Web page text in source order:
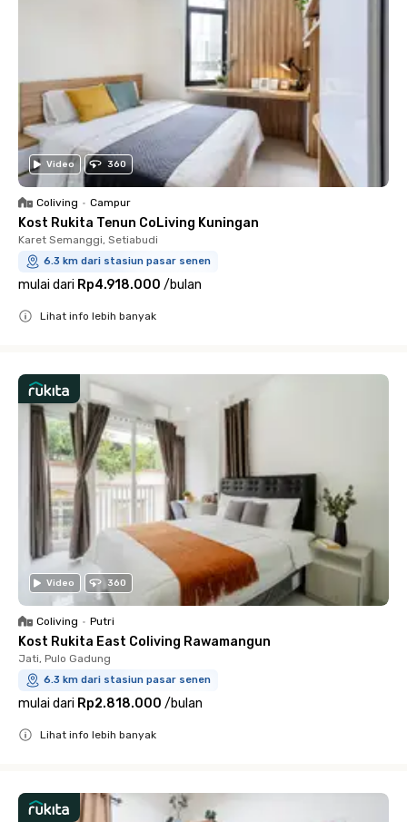
Video 360
Coliving • Campur
Kost Rukita Tenun CoLiving Kuningan
Karet Semanggi, Setiabudi
6.3 km dari stasiun pasar senen
mulai dari Rp4.918.000 /bulan
Lihat info lebih banyak
Video 360
Coliving • Putri
Kost Rukita East Coliving Rawamangun
Jati, Pulo Gadung
6.3 km dari stasiun pasar senen
mulai dari Rp2.818.000 /bulan
Lihat info lebih banyak